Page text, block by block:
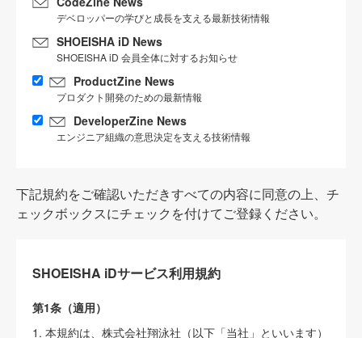
デベロッパーの学びと成長を支える最新技術情報
SHOEISHA iD News
SHOEISHA iD 会員全体に対するお知らせ
ProductZine News
プロダクト開発のための最新情報
DeveloperZine News
エンジニア組織の意思決定を支える技術情報
下記規約をご確認いただきすべての内容に同意の上、チ
ェックボックスにチェックを付けてご登録ください。
SHOEISHA iDサービス利用規約
第1条（適用）
1. 本規約は、株式会社翔泳社（以下「当社」といいます）